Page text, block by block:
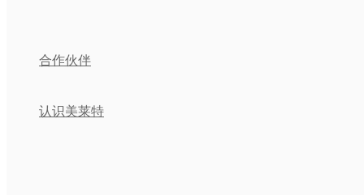
合作伙伴
认识美莱特